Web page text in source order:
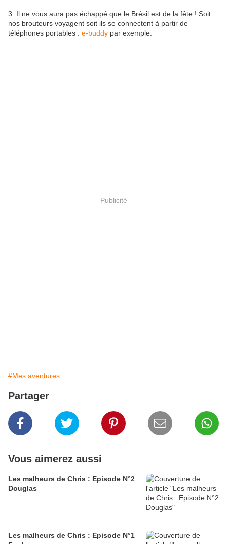
3. Il ne vous aura pas échappé que le Brésil est de la fête ! Soit
nos brouteurs voyagent soit ils se connectent à partir de
téléphones portables : e-buddy par exemple.
Publicité
#Mes aventures
Partager
Vous aimerez aussi
Les malheurs de Chris : Episode N°2
Douglas
Les malheurs de Chris : Episode N°1